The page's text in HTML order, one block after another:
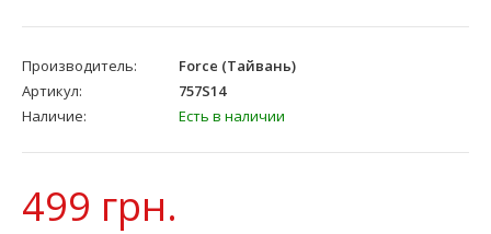
Производитель:
Force (Тайвань)
Артикул:
757S14
Наличие:
Есть в наличии
499 грн.